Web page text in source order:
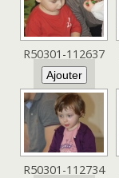
R50301-112637
R50301-112734